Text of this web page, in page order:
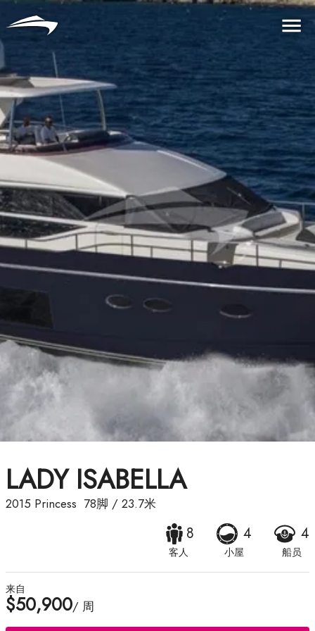
LADY ISABELLA
2015 Princess 78脚 / 23.7米
8
客人
4
小屋
4
船员
来自
$50,900/ 周
语言
货币